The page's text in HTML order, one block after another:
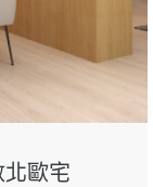
北歐宅